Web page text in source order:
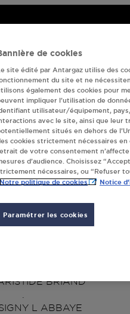
TPF
L ABBAYE
BRIAND
L ABBAYE
de cookies
Le site édité par Antargaz utilise des
du site et ne
également des cookies pour
impliquer l’utilisation de
utilisateur/équipement,
avec le site, ainsi que leur
situés en dehors de
cookies strictement nécessaires
de votre consentement
d’audience. Choisissez
nécessaires, ou “Refuser
Notre politique de cookies Notice
Paramétrer les cookies